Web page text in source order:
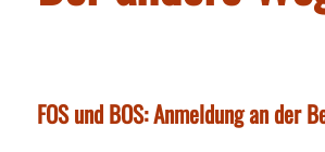
FOS und BOS: Anmeldung an der